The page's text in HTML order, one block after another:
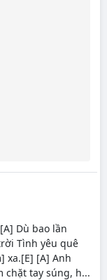
Dù bao lần
Tình yêu quê
xa.[E] [A] Anh
chặt tay súng, h...